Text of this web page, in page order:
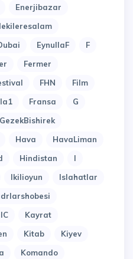
Enerjibazar
EynullaF
F
Fermer
FHN
Film
Fransa
G
GezekBishirek
Hava
HavaLiman
Hindistan
I
Ikilioyun
Islahatlar
Kayrat
Kitab
Kiyev
Komando